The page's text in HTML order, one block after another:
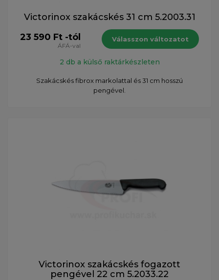
Victorinox szakácskés 31 cm 5.2003.31
23 590 Ft -tól
ÁFÁ-val
Válasszon változatot
2 db a külső raktárkészleten
Szakácskés fibrox markolattal és 31 cm hosszú
pengével.
Victorinox szakácskés fogazott
pengével 22 cm 5.2033.22